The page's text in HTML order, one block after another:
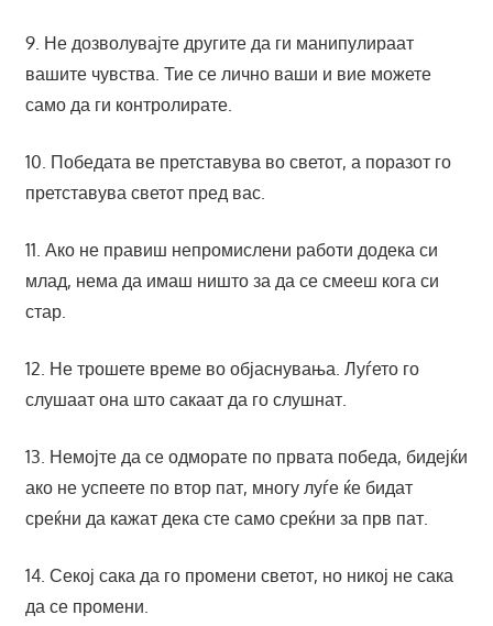
9. Не дозволувајте другите да ги манипулираат
вашите чувства. Тие се лично ваши и вие можете
само да ги контролирате.
10. Победата ве претставува во светот, а поразот го
претставува светот пред вас.
11. Ако не правиш непромислени работи додека си
млад, нема да имаш ништо за да се смееш кога си
стар.
12. Не трошете време во објаснувања. Луѓето го
слушаат она што сакаат да го слушнат.
13. Немојте да се одморате по првата победа, бидејќи
ако не успеете по втор пат, многу луѓе ќе бидат
среќни да кажат дека сте само среќни за прв пат.
14. Секој сака да го промени светот, но никој не сака
да се промени.